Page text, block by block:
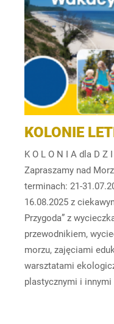
KOLONIE
K O L O N I A dla D Z
Zapraszamy nad
terminach: 21-
16.08.2025 z
Przygoda” z
przewodnikiem,
morzu, zajęciami
warsztatami
plastycznymi i innymi